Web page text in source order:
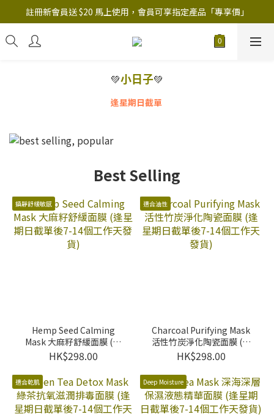
註冊新會員送 $20 馬上使用，會員可享指定產品「​專享價」
註冊新會員送 $20 馬上使用，會員可享指定產品「​專享價」
B.Y.O.B Mask Collection 任選優惠: 4件9折
💚小日子💚
逢星期日截單
Best Selling
鎮靜舒緩敏感
Hemp Seed Calming
Mask 大麻籽舒緩面膜 (逢
星期日截單後7-14個工作
天發貨)
HK$298.00
適合油性
Charcoal Purifying Mask
活性竹炭淨化陶瓷面膜 (逢
星期日截單後7-14個工作
天發貨)
HK$298.00
適合乾肌 Deep Moisture